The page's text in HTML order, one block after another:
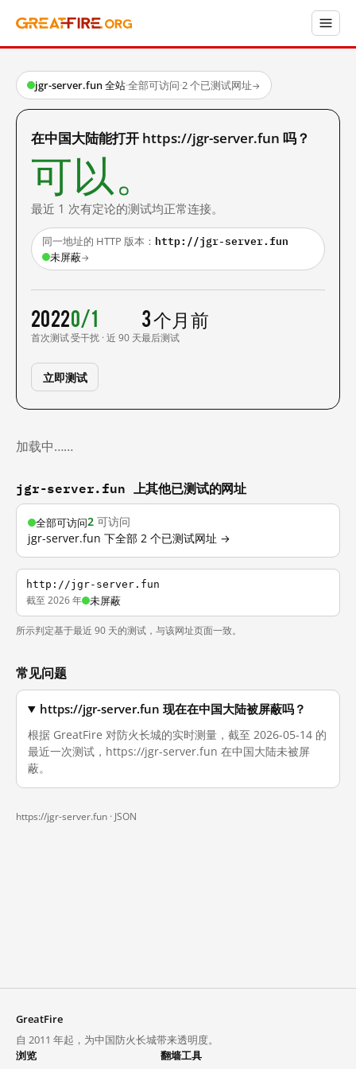
jgr-server.fun 全站·全部可访问·2 个已测试网址→
在中国大陆能打开 https://jgr-server.fun 吗？
可以。
最近 1 次有定论的测试均正常连接。
同一地址的 HTTP 版本： http://jgr-server.fun
未屏蔽→
2022
首次测试
0/1
受干扰 · 近 90 天
3 个月前
最后测试
立即测试
加载中……
jgr-server.fun 上其他已测试的网址
全部可访问2 可访问
jgr-server.fun 下全部 2 个已测试网址 →
http://jgr-server.fun
截至 2026 年 未屏蔽
所示判定基于最近 90 天的测试，与该网址页面一致。
常见问题
https://jgr-server.fun 现在在中国大陆被屏蔽吗？
根据 GreatFire 对防火长城的实时测量，截至 2026-05-14 的
最近一次测试，https://jgr-server.fun 在中国大陆未被屏
蔽。
https://jgr-server.fun · JSON
GreatFire
自 2011 年起，为中国防火长城带来透明度。
浏览
翻墙工具